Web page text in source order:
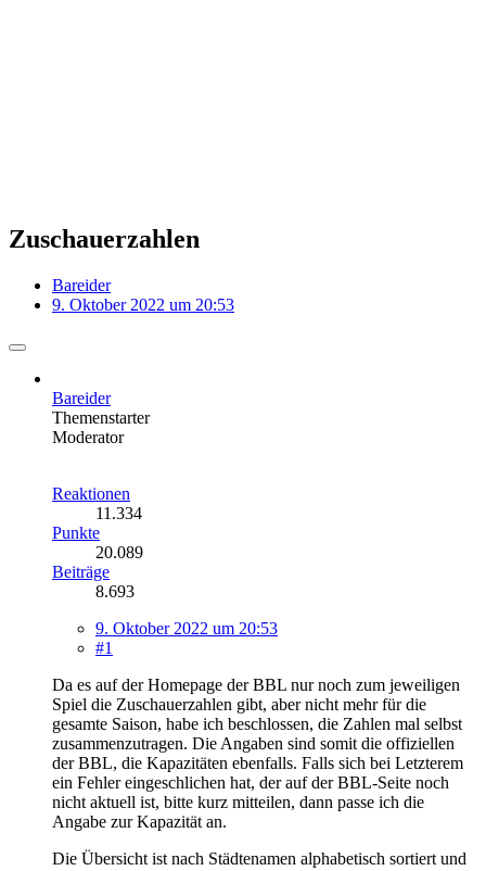
Zuschauerzahlen
Bareider
9. Oktober 2022 um 20:53
Bareider
Themenstarter
Moderator
Reaktionen
11.334
Punkte
20.089
Beiträge
8.693
9. Oktober 2022 um 20:53
#1
Da es auf der Homepage der BBL nur noch zum jeweiligen
Spiel die Zuschauerzahlen gibt, aber nicht mehr für die
gesamte Saison, habe ich beschlossen, die Zahlen mal selbst
zusammenzutragen. Die Angaben sind somit die offiziellen
der BBL, die Kapazitäten ebenfalls. Falls sich bei Letzterem
ein Fehler eingeschlichen hat, der auf der BBL-Seite noch
nicht aktuell ist, bitte kurz mitteilen, dann passe ich die
Angabe zur Kapazität an.
Die Übersicht ist nach Städtenamen alphabetisch sortiert und